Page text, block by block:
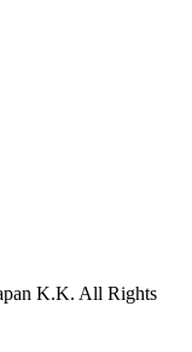
K.K. All Rights